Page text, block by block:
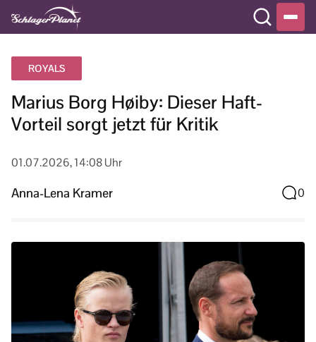
ROYALS
Marius Borg Høiby: Dieser Haft-
Vorteil sorgt jetzt für Kritik
01.07.2026, 14:08 Uhr
Anna-Lena Kramer 0